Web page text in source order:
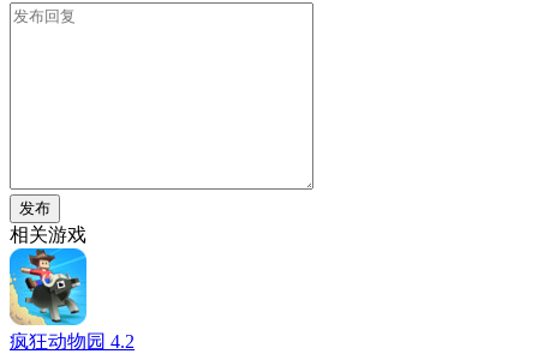
发布
相关游戏
疯狂动物园 4.2